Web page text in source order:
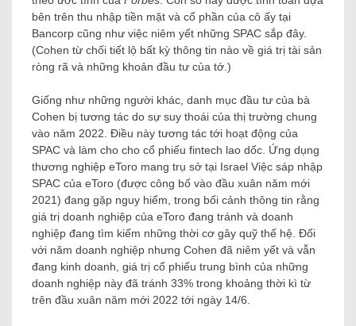
bên trên thu nhập tiền mặt và cổ phần của cô ấy tại
Bancorp cũng như việc niêm yết những SPAC sắp đây.
(Cohen từ chối tiết lộ bất kỳ thông tin nào về giá trị tài sản
ròng rã và những khoản đầu tư của tớ.)
Giống như những người khác, danh mục đầu tư của bà
Cohen bị tương tác do sự suy thoái của thị trường chung
vào năm 2022. Điều này tương tác tới hoạt động của
SPAC và làm cho cho cổ phiếu fintech lao dốc. Ứng dụng
thương nghiệp eToro mang trụ sở tại Israel Việc sáp nhập
SPAC của eToro (được công bố vào đầu xuân năm mới
2021) đang gặp nguy hiểm, trong bối cảnh thông tin rằng
giá trị doanh nghiệp của eToro đang tránh và doanh
nghiệp đang tìm kiếm những thời cơ gây quỹ thế hệ. Đối
với năm doanh nghiệp nhưng Cohen đã niêm yết và vẫn
đang kinh doanh, giá trị cổ phiếu trung bình của những
doanh nghiệp này đã tránh 33% trong khoảng thời kì từ
trên đầu xuân năm mới 2022 tới ngày 14/6.